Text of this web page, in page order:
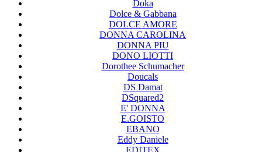
Doka
Dolce & Gabbana
DOLCE AMORE
DONNA CAROLINA
DONNA PIU
DONO LIOTTI
Dorothee Schumacher
Doucals
DS Damat
DSquared2
E' DONNA
E.GOISTO
EBANO
Eddy Daniele
EDITEX